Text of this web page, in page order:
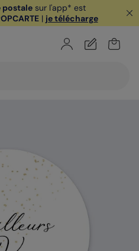
postale sur l'app* est
| je télécharge